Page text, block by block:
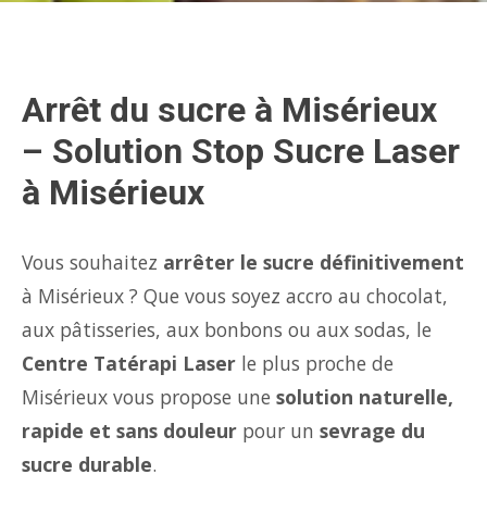
Arrêt du sucre à Misérieux
– Solution Stop Sucre Laser
à Misérieux
Vous souhaitez arrêter le sucre définitivement
à Misérieux ? Que vous soyez accro au chocolat,
aux pâtisseries, aux bonbons ou aux sodas, le
Centre Tatérapi Laser le plus proche de
Misérieux vous propose une solution naturelle,
rapide et sans douleur pour un sevrage du
sucre durable.